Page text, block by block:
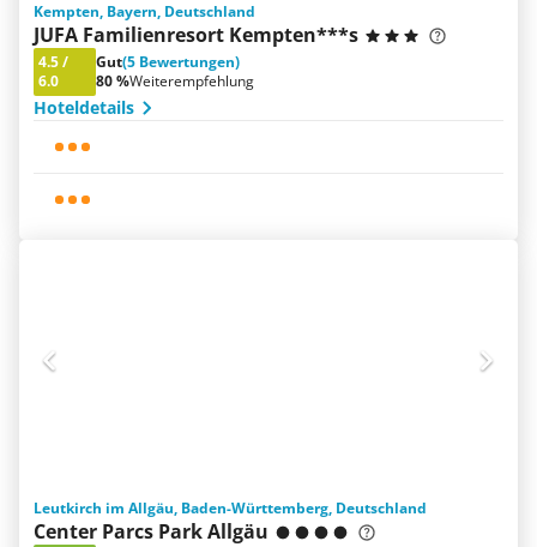
Kempten, Bayern, Deutschland
JUFA Familienresort Kempten***s
4.5/
6.0
Gut(5 Bewertungen)
80 %Weiterempfehlung
Hoteldetails
Leutkirch im Allgäu, Baden-Württemberg, Deutschland
Center Parcs Park Allgäu